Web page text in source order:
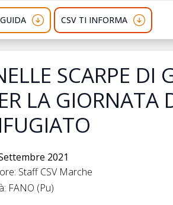
CSV TI INFORMA
SCARPE DI
LA GIORNATA
2021
Staff CSV Marche
FANO (Pu)